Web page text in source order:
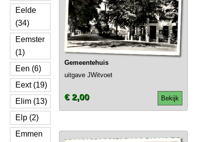
Eelde
(34)
Eemster
(1)
Een (6)
Eext (19)
Elim (13)
Elp (2)
Emmen
Gemeentehuis
uitgave JWitvoet
Bekijk
€ 2,00